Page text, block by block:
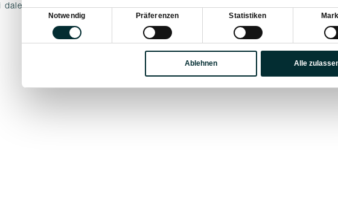
Einwilligungsauswahl
Notwendig Präferenzen Statistiken
Ablehnen Alle
dalen møder…